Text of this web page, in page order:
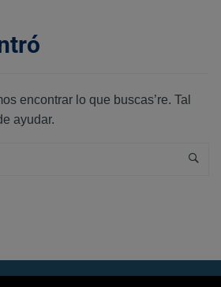
encontrar lo que buscas’re. Tal
ayudar.